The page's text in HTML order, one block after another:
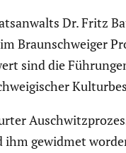
Dr. Fritz
Braun­schweiger
sind die
gewidmet